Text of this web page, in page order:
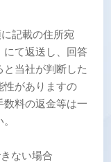
記載の住所宛
にて返送し、回答
と当社が判断した
性がありますの
数料の返金等は一
ない場合